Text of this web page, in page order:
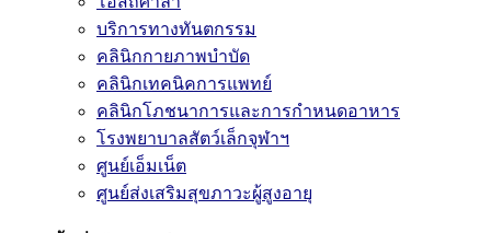
บริการทางทันตกรรม
คลินิกกายภาพบำบัด
คลินิกเทคนิคการแพทย์
คลินิกโภชนาการและการกำหนดอาหาร
โรงพยาบาลสัตว์เล็กจุฬาฯ
ศูนย์เอ็มเน็ต
ศูนย์ส่งเสริมสุขภาวะผู้สูงอายุ